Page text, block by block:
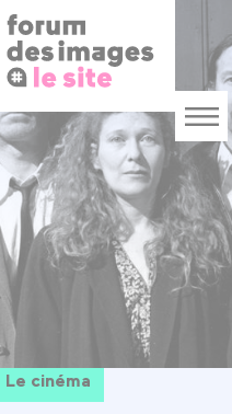
au
contenu
principal
Le cinéma